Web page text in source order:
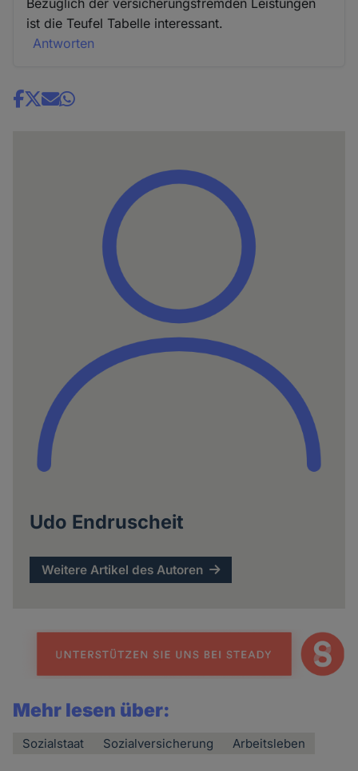
ist die Teufel Tabelle interessant.
Antworten
Share
Udo Endruscheit
Weitere Artikel des Autoren
Mehr lesen über:
Sozialstaat Sozialversicherung Arbeitsleben